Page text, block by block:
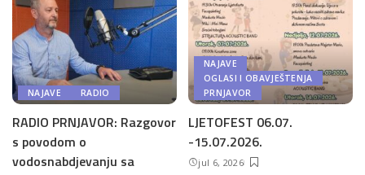
NAJAVE RADIO
RADIO PRNJAVOR: Razgovor
s povodom o
vodosnabdjevanju sa
NAJAVE
OGLASI I OBAVJEŠTENJA
PRNJAVOR
LJETOFEST 06.07.
-15.07.2026.
jul 6, 2026